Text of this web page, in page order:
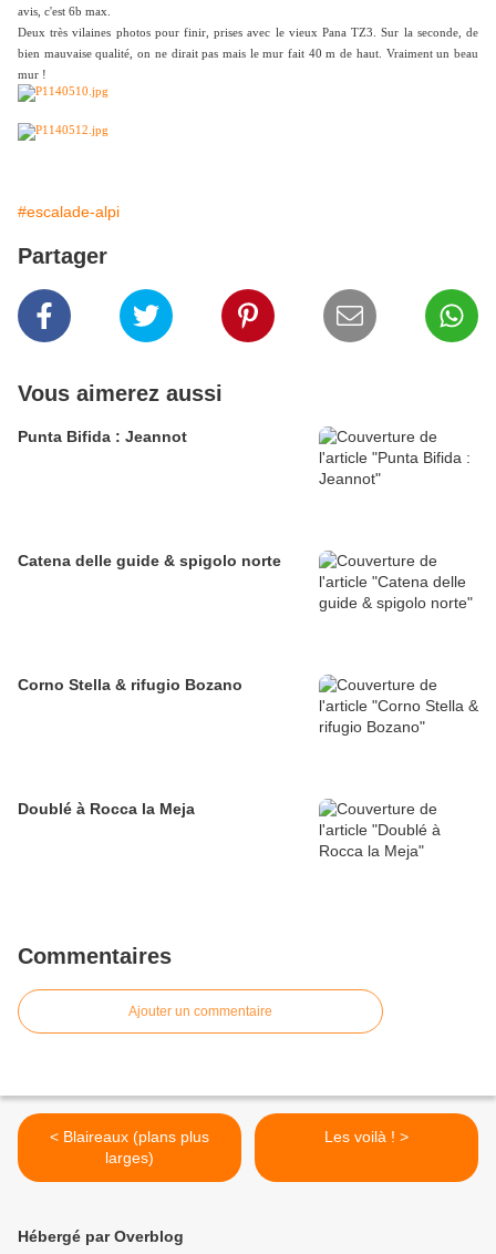
avis, c'est 6b max.
Deux très vilaines photos pour finir, prises avec le vieux Pana TZ3. Sur la seconde, de
bien mauvaise qualité, on ne dirait pas mais le mur fait 40 m de haut. Vraiment un beau
mur !
#escalade-alpi
Partager
Vous aimerez aussi
Punta Bifida : Jeannot
Catena delle guide & spigolo norte
Corno Stella & rifugio Bozano
Doublé à Rocca la Meja
Commentaires
Ajouter un commentaire
< Blaireaux (plans plus
larges)
Les voilà ! >
Hébergé par Overblog